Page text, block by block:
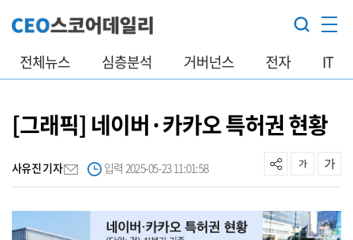
전체뉴스 심층분석 거버넌스 전자 IT
[그래픽] 네이버·카카오 특허권 현황
사유진 기자 입력 2025-05-23 11:01:58